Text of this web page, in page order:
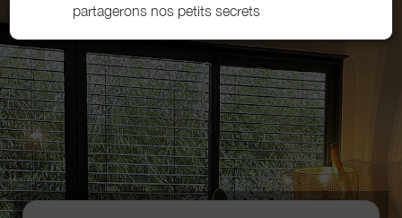
partagerons nos petits secrets